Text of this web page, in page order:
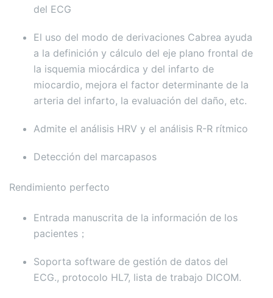
del ECG
El uso del modo de derivaciones Cabrea ayuda
a la definición y cálculo del eje plano frontal de
la isquemia miocárdica y del infarto de
miocardio, mejora el factor determinante de la
arteria del infarto, la evaluación del daño, etc.
Admite el análisis HRV y el análisis R-R rítmico
Detección del marcapasos
Rendimiento perfecto
Entrada manuscrita de la información de los
pacientes；
Soporta software de gestión de datos del
ECG., protocolo HL7, lista de trabajo DICOM.